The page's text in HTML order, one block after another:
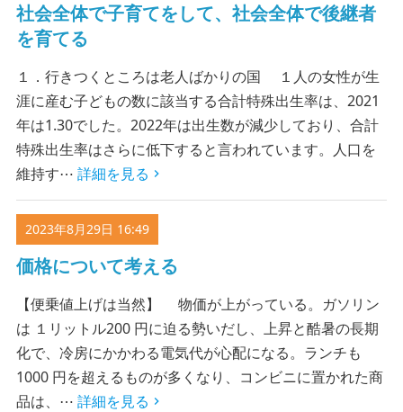
社会全体で子育てをして、社会全体で後継者
を育てる
１．行きつくところは老人ばかりの国 １人の女性が生
涯に産む子どもの数に該当する合計特殊出生率は、2021
年は1.30でした。2022年は出生数が減少しており、合計
特殊出生率はさらに低下すると言われています。人口を
維持す⋯ 詳細を見る
2023年8月29日 16:49
価格について考える
【便乗値上げは当然】 物価が上がっている。ガソリン
は １リットル200 円に迫る勢いだし、上昇と酷暑の長期
化で、冷房にかかわる電気代が心配になる。ランチも
1000 円を超えるものが多くなり、コンビニに置かれた商
品は、⋯ 詳細を見る